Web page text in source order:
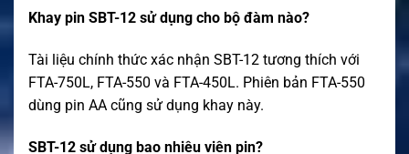
Khay pin SBT-12 sử dụng cho bộ đàm nào?
Tài liệu chính thức xác nhận SBT-12 tương thích với
FTA-750L, FTA-550 và FTA-450L. Phiên bản FTA-550
dùng pin AA cũng sử dụng khay này.
SBT-12 sử dụng bao nhiêu viên pin?